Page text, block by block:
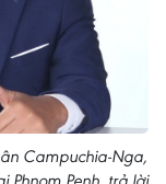
Campuchia-Nga,